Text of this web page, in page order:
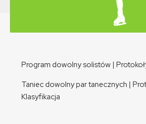
Program dowolny solistów|
Taniec dowolny par tanecznych |
Klasyfikacja